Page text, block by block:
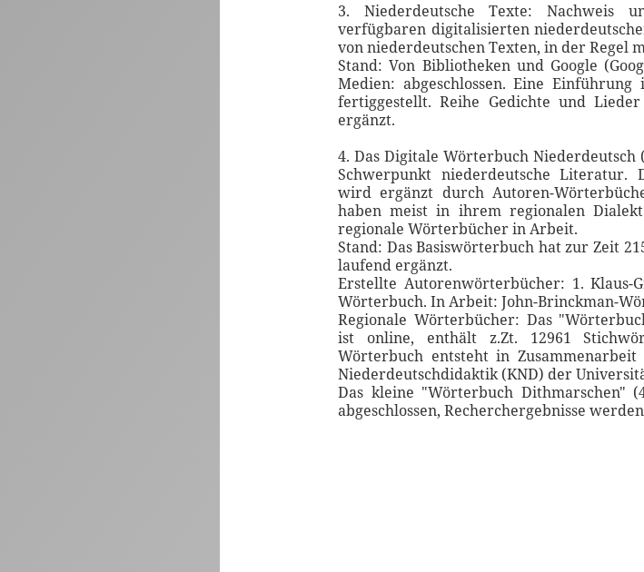
3. Niederdeutsche Texte: Nachweis
verfügbaren digitalisierten
von niederdeutschen Texten, in der Regel
Stand: Von Bibliotheken und Google
Medien: abgeschlossen. Eine
fertiggestellt. Reihe Gedichte und
ergänzt.
4. Das Digitale Wörterbuch
Schwerpunkt niederdeutsche Literatur.
wird ergänzt durch Autoren-
haben meist in ihrem regionalen
regionale Wörterbücher in Arbeit.
Stand: Das Basiswörterbuch hat zur Zeit
laufend ergänzt.
Erstellte Autorenwörterbücher: 1. Klaus-
Wörterbuch. In Arbeit: John-Brinckman-
Regionale Wörterbücher: Das
ist online, enthält z.Zt. 12961
Wörterbuch entsteht in
Niederdeutschdidaktik (KND) der
Das kleine "Wörterbuch Dithmarschen"
abgeschlossen, Recherchergebnisse